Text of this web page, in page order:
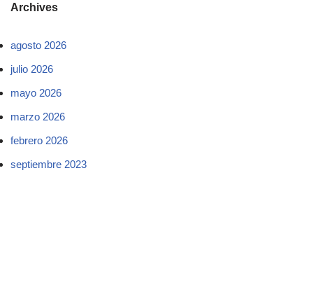
Archives
agosto 2026
julio 2026
mayo 2026
marzo 2026
febrero 2026
septiembre 2023